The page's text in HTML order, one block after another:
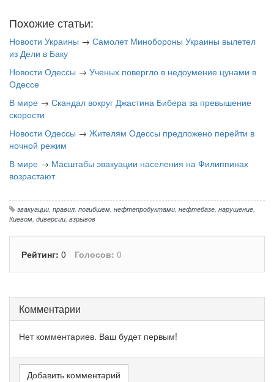
Похожие статьи:
Новости Украины → Самолет Минобороны Украины вылетел
из Дели в Баку
Новости Одессы → Ученых повергло в недоумение цунами в
Одессе
В мире → Скандал вокруг Джастина Бибера за превышение
скорости
Новости Одессы → Жителям Одессы предложено перейти в
ночной режим
В мире → Масштабы эвакуации населения на Филиппинах
возрастают
эвакуации, правил, погибшем, нефтепродуктами, нефтебазе, нарушение,
Киевом, диверсии, взрывов
Рейтинг: 0 Голосов: 0
Комментарии
Нет комментариев. Ваш будет первым!
Добавить комментарий